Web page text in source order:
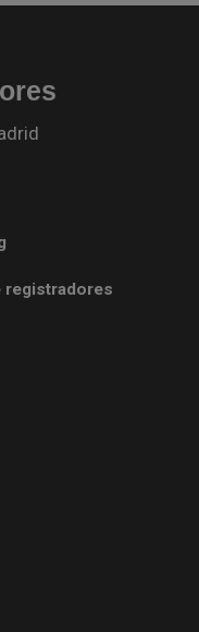
registradores
en ventana nueva)
en ventana nueva)
en ventana nueva)
ventana nueva)